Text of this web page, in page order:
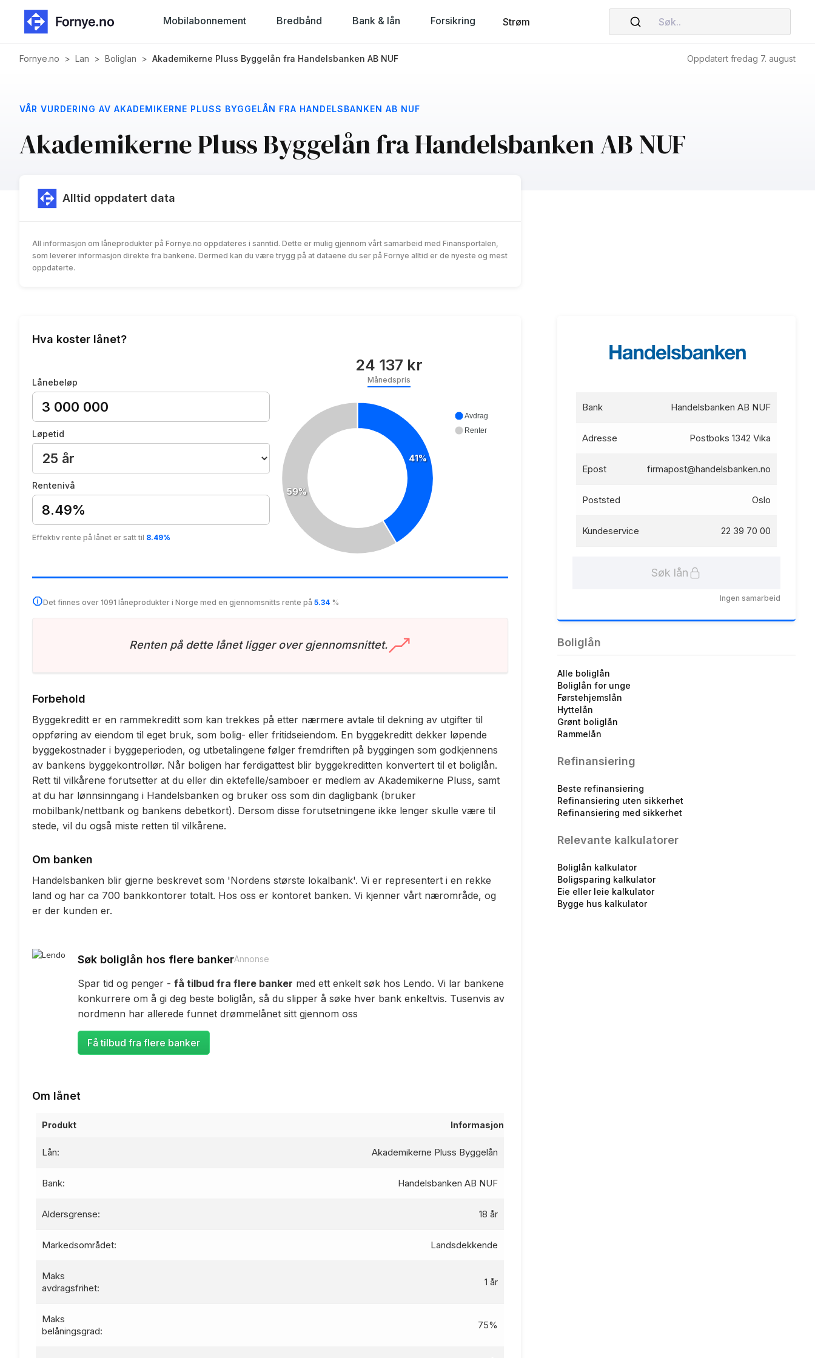
Mobilabonnement Bredbånd Bank & lån Forsikring Strøm Søk..
Fornye.no > Lan > Boliglan > Akademikerne Pluss Byggelån fra Handelsbanken AB NUF Oppdatert fredag 7. august
VÅR VURDERING AV AKADEMIKERNE PLUSS BYGGELÅN FRA HANDELSBANKEN AB NUF
Akademikerne Pluss Byggelån fra Handelsbanken AB NUF
Alltid oppdatert data
All informasjon om låneprodukter på Fornye.no oppdateres i sanntid. Dette er mulig gjennom vårt samarbeid med Finansportalen,
som leverer informasjon direkte fra bankene. Dermed kan du være trygg på at dataene du ser på Fornye alltid er de nyeste og mest
oppdaterte.
Hva koster lånet?
Lånebeløp
Løpetid
Rentenivå
8.49%
Effektiv rente på lånet er satt til 8.49%
24 137 kr
Månedspris
41%
59%
Avdrag
Renter
Det finnes over 1091 låneprodukter i Norge med en gjennomsnitts rente på 5.34 %
Renten på dette lånet ligger over gjennomsnittet.
Forbehold
Byggekreditt er en rammekreditt som kan trekkes på etter nærmere avtale til dekning av utgifter til
oppføring av eiendom til eget bruk, som bolig- eller fritidseiendom. En byggekreditt dekker løpende
byggekostnader i byggeperioden, og utbetalingene følger fremdriften på byggingen som godkjennens
av bankens byggekontrollør. Når boligen har ferdigattest blir byggekreditten konvertert til et boliglån.
Rett til vilkårene forutsetter at du eller din ektefelle/samboer er medlem av Akademikerne Pluss, samt
at du har lønnsinngang i Handelsbanken og bruker oss som din dagligbank (bruker
mobilbank/nettbank og bankens debetkort). Dersom disse forutsetningene ikke lenger skulle være til
stede, vil du også miste retten til vilkårene.
Om banken
Handelsbanken blir gjerne beskrevet som 'Nordens største lokalbank'. Vi er representert i en rekke
land og har ca 700 bankkontorer totalt. Hos oss er kontoret banken. Vi kjenner vårt nærområde, og
er der kunden er.
Søk boliglån hos flere bankerAnnonse
Spar tid og penger -få tilbud fra flere banker med ett enkelt søk hos Lendo. Vi lar bankene
konkurrere om å gi deg beste boliglån, så du slipper å søke hver bank enkeltvis. Tusenvis av
nordmenn har allerede funnet drømmelånet sitt gjennom oss
Få tilbud fra flere banker
Om lånet
Produkt Informasjon
Lån: Akademikerne Pluss Byggelån
Bank: Handelsbanken AB NUF
Aldersgrense: 18 år
Markedsområdet: Landsdekkende
Maks
avdragsfrihet:
1 år
Maks
belåningsgrad:
75%
Bank Handelsbanken AB NUF
Adresse Postboks 1342 Vika
Epost firmapost@handelsbanken.no
Poststed Oslo
Kundeservice 22 39 70 00
Søk lån
Ingen samarbeid
Boliglån
Alle boliglån
Boliglån for unge
Førstehjemslån
Hyttelån
Grønt boliglån
Rammelån
Refinansiering
Beste refinansiering
Refinansiering uten sikkerhet
Refinansiering med sikkerhet
Relevante kalkulatorer
Boliglån kalkulator
Boligsparing kalkulator
Eie eller leie kalkulator
Bygge hus kalkulator